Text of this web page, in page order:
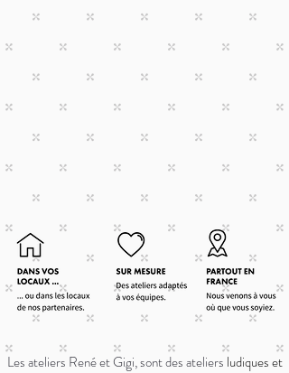
Les ateliers René et Gigi, sont des ateliers ludiques et